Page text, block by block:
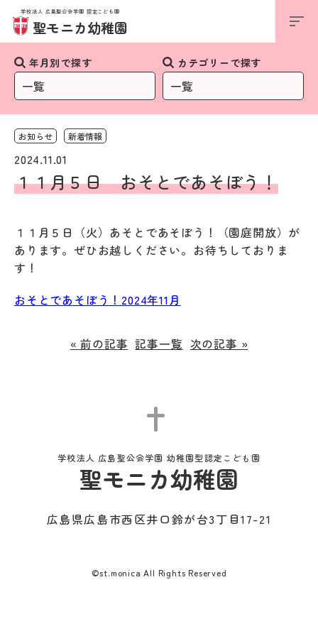
学校法人 広島聖公会学園 認定こども園
聖モニカ幼稚園
年月別で探す カテゴリーで探す
お知らせ 新着情報
2024.11.01
１１月５日 おそとであそぼう！
１１月５日（火）あそとであそぼう！（園庭開放）が
あります。ぜひお越しください。お待ちしておりま
す！
おそとであそぼう！2024年11月
« 前の記事 記事一覧 次の記事 »
学校法人 広島聖公会学園 幼稚園型認定こども園
聖モニカ幼稚園
広島県広島市西区井口鈴が台3丁目17-21
©st.monica All Rights Reserved